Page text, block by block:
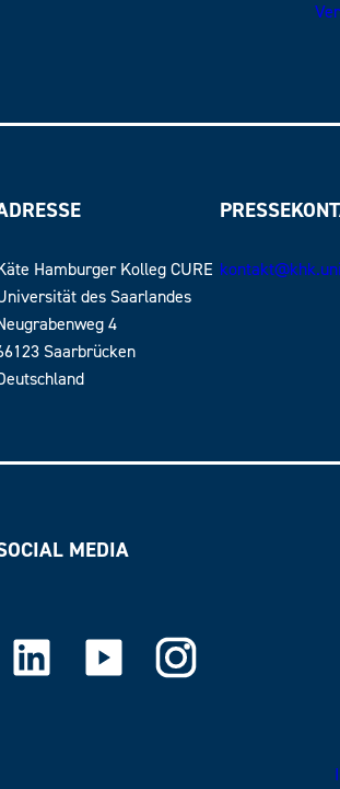
Hamburger Kolleg CURE
des Saarlandes
4
Saarbrücken
MEDIA
LinkedIn Youtube Instagram